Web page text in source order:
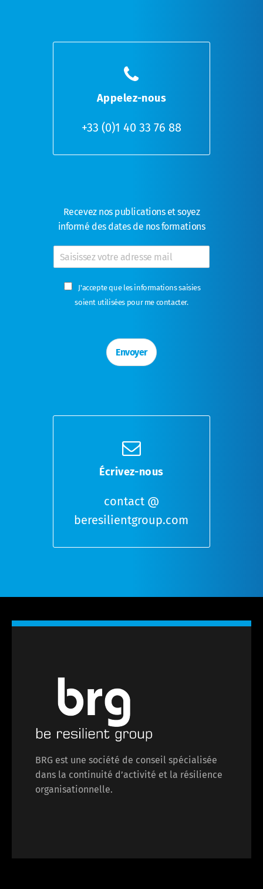
Appelez-nous
+33 (0)1 40 33 76 88
Recevez nos publications et soyez
informé des dates de nos formations
r
J'accepte que les informations saisies
soient utilisées pour me contacter.
Envoyer
Écrivez-nous
contact @
beresilientgroup.com
BRG est une société de conseil spécialisée
dans la continuité d’activité et la résilience
organisationnelle.